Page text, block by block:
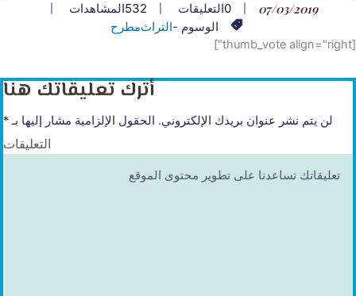
07/03/2019
0التعليقات 532المشاهدات
الوسوم -التراثمطرح
[thumb_vote align="right"]
أترك تعليقاتك هنا
لن يتم نشر عنوان بريدك الإلكتروني. الحقول الإلزامية مشار إليها بـ*
التعليقات